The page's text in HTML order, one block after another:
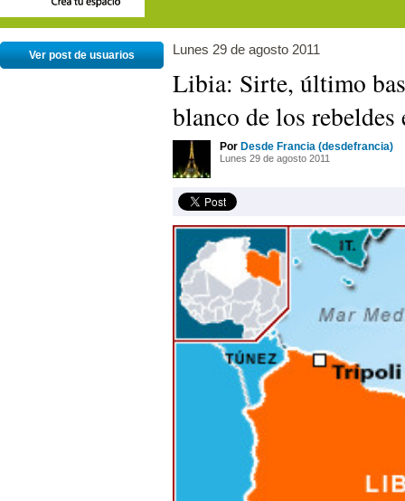
Ver post de usuarios Lunes 29 de agosto 2011
Libia: Sirte, último
blanco de los rebeldes
Por Desde Francia (desdefrancia)
Lunes 29 de agosto 2011